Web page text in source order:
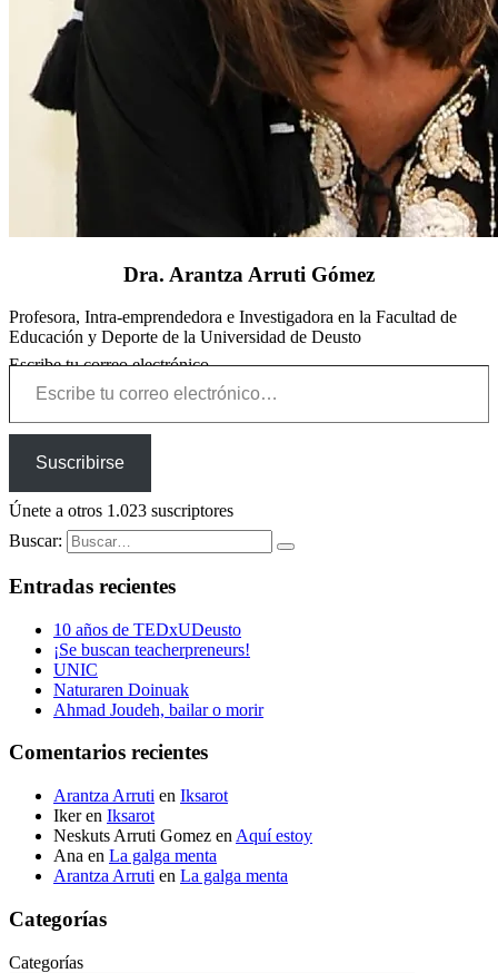
Dra. Arantza Arruti Gómez
Profesora, Intra-emprendedora e Investigadora en la Facultad de
Educación y Deporte de la Universidad de Deusto
Escribe tu correo electrónico…
Suscribirse
Únete a otros 1.023 suscriptores
Buscar:
Entradas recientes
10 años de TEDxUDeusto
¡Se buscan teacherpreneurs!
UNIC
Naturaren Doinuak
Ahmad Joudeh, bailar o morir
Comentarios recientes
Arantza Arruti en Iksarot
Ikeren Iksarot
Neskuts Arruti Gomez en Aquí estoy
Ana en La galga menta
Arantza Arruti en La galga menta
Categorías
Categorías